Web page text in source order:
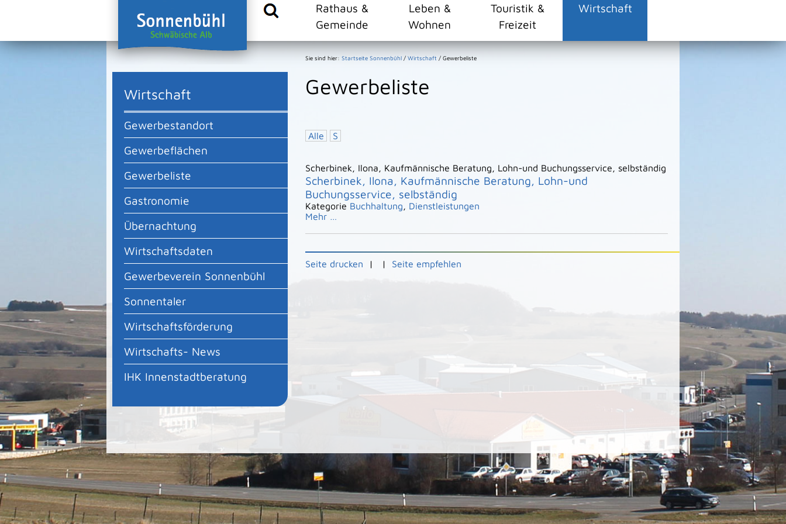
Rathaus &
Gemeinde
Leben &
Wohnen
Touristik &
Freizeit
Wirtschaft
Wirtschaft
Gewerbestandort
Gewerbeflächen
Gewerbeliste
Gastronomie
Übernachtung
Wirtschaftsdaten
Gewerbeverein Sonnenbühl
Sonnentaler
Wirtschaftsförderung
Wirtschafts- News
IHK Innenstadtberatung
Sie sind hier: Startseite Sonnenbühl / Wirtschaft / Gewerbeliste
Gewerbeliste
Alle S
Scherbinek, Ilona, Kaufmännische Beratung, Lohn-und Buchungsservice, selbständig
Scherbinek, Ilona, Kaufmännische Beratung, Lohn-und
Buchungsservice, selbständig
Kategorie Buchhaltung, Dienstleistungen
Mehr …
Seite drucken | | Seite empfehlen